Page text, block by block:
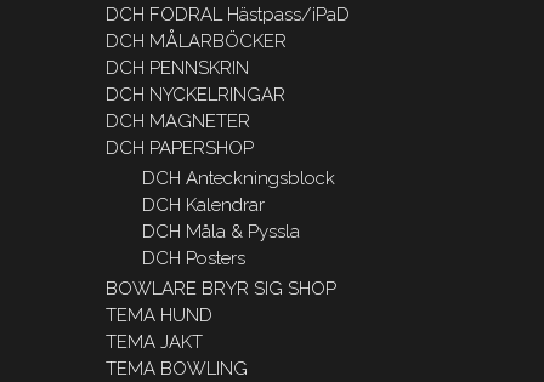
DCH FODRAL Hästpass/iPaD
DCH MÅLARBÖCKER
DCH PENNSKRIN
DCH NYCKELRINGAR
DCH MAGNETER
DCH PAPERSHOP
DCH Anteckningsblock
DCH Kalendrar
DCH Måla & Pyssla
DCH Posters
BOWLARE BRYR SIG SHOP
TEMA HUND
TEMA JAKT
TEMA BOWLING